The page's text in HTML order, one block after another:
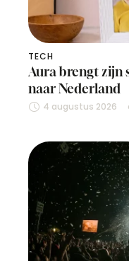
TECH
Aura brengt zijn
naar Nederland
4 augustus 2026